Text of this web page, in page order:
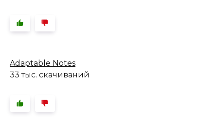
Adaptable Notes
33 тыс. скачиваний